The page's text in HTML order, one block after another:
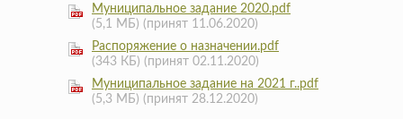
Муниципальное задание 2020.pdf
(5,1 МБ) (принят 11.06.2020)
Распоряжение о назначении.pdf
(343 КБ) (принят 02.11.2020)
Муниципальное задание на 2021 г..pdf
(5,3 МБ) (принят 28.12.2020)